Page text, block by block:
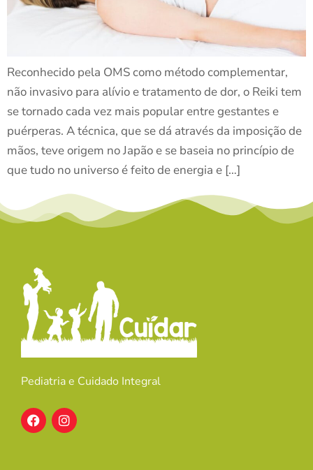
Reconhecido pela OMS como método complementar,
não invasivo para alívio e tratamento de dor, o Reiki tem
se tornado cada vez mais popular entre gestantes e
puérperas. A técnica, que se dá através da imposição de
mãos, teve origem no Japão e se baseia no princípio de
que tudo no universo é feito de energia e […]
Pediatria e Cuidado Integral